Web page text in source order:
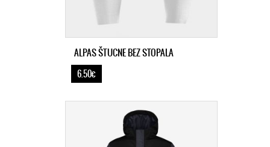
ALPAS ŠTUCNE BEZ STOPALA
6.50€